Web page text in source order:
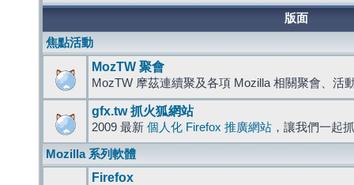
版面
焦點活動
MozTW 聚會
MozTW 摩茲連續聚及各項 Mozilla 相關聚會、活
gfx.tw 抓火狐網站
2009 最新 個人化 Firefox 推廣網站 ，讓我們一起
Mozilla 系列軟體
Firefox